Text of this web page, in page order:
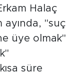
Halaç
ayında, "suç
üye olmak"
süre